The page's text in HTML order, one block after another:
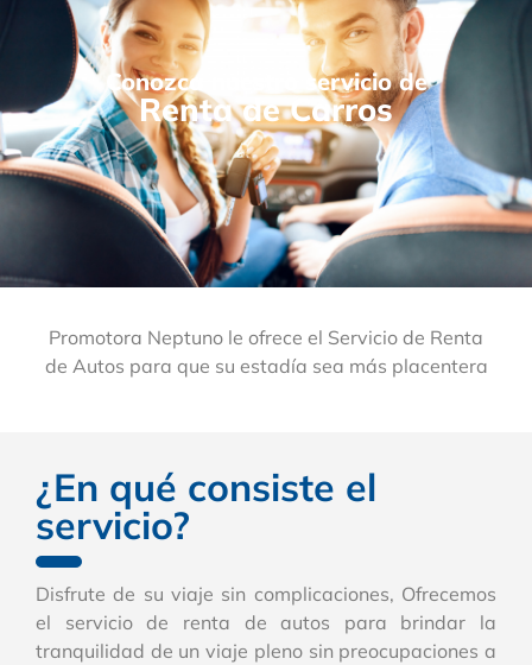
Conozca nuestro servicio de
Renta de Carros
Promotora Neptuno le ofrece el Servicio de Renta
de Autos para que su estadía sea más placentera
¿En qué consiste el
servicio?
Disfrute de su viaje sin complicaciones, Ofrecemos
el servicio de renta de autos para brindar la
tranquilidad de un viaje pleno sin preocupaciones a